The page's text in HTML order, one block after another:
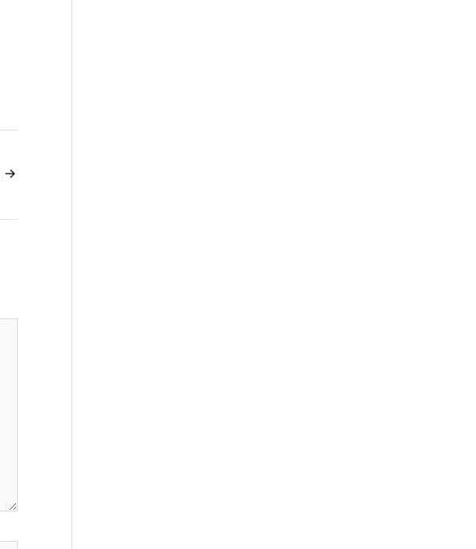
→